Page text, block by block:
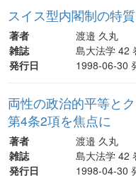
スイス型内閣制の特
著者
渡邉 久丸
雑誌
島大法学 42
発行日
1998-06-30
両性の政治的平等と
第4条2項を焦点に
著者
渡邉 久丸
雑誌
島大法学 42
発行日
1998-04-30